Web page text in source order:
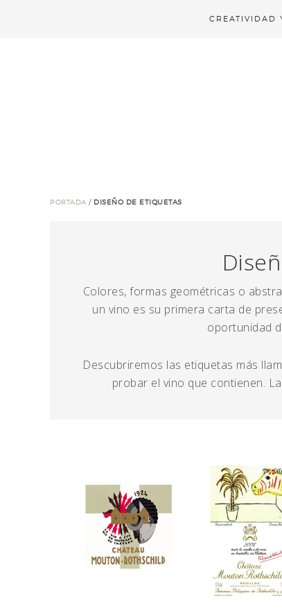
CREATIVIDAD
PORTADA / DISEÑO DE ETIQUETAS
Colores, formas geométricas o
un vino es su primera carta de
oportunidad
Descubriremos las etiquetas más
probar el vino que contienen.